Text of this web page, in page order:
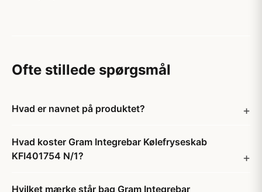
Ofte stillede spørgsmål
Hvad er navnet på produktet?
Hvad koster Gram Integrebar Kølefryseskab
KFI401754 N/1?
Hvilket mærke står bag Gram Integrebar